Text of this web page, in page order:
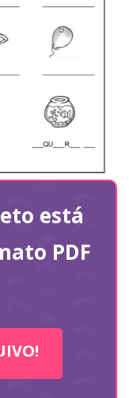
está
PDF